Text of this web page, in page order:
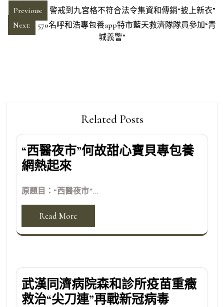
文
章
導
Previous:
警戒到九宮格不符合法令集資和傳銷“披上新衣”
Next:
570名呼和浩專包養app特市藍天救濟隊隊員參加“青
城義警”
Related Posts
“西醫夜市”何故甜心寶貝專包養
網熱起來
原題目：“西醫夜市”...
Read More
武漢同濟病院森和診所疫苗重癥
救治“尖刀連”再戰新冠病毒